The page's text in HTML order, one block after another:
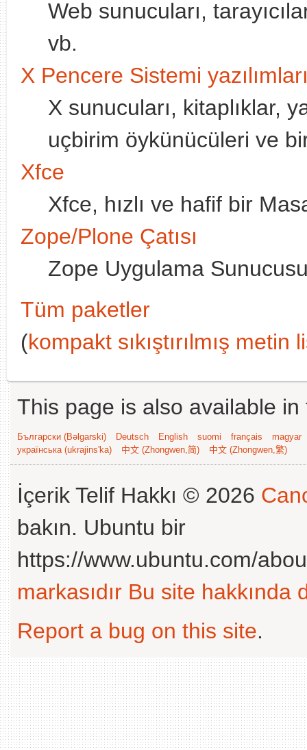
Web sunucuları,
vb.
X Pencere Sistemi
X sunucuları, kitaplıklar,
uçbirim öykünücüleri ve
Xfce
Xfce, hızlı ve hafif bir
Zope/Plone Çatısı
Zope Uygulama
Tüm paketler
(kompakt sıkıştırılmış metin
This page is also available
Български (Bəlgarski) Deutsch English suomi français
magyar
українська (ukrajins'ka)
中文 (Zhongwen,简) 中文 (Zhongwen,繁)
İçerik Telif Hakkı © 2026
bakın. Ubuntu bir
https://www.ubuntu.com/
markasıdır Bu site hakkında
Report a bug on this site.